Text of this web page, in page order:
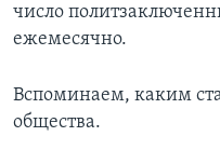
число
ежемесячно.
Вспоминаем, каким
общества.